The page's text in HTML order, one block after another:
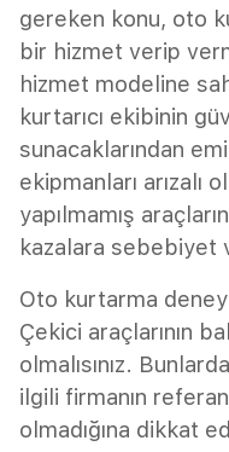
gereken konu, oto
bir hizmet verip
hizmet modeline
kurtarıcı ekibinin
sunacaklarından
ekipmanları arızalı
yapılmamış
kazalara sebebiyet
Oto kurtarma
Çekici araçlarının
olmalısınız.
ilgili firmanın
olmadığına dikkat